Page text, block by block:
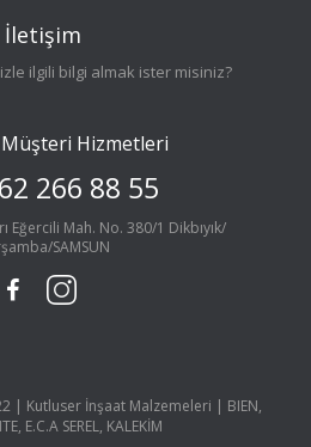
İletişim
ilgili bilgi almak ister misiniz?
Hizmetleri
266 88 55
Eğercili Mah. No. 380/1 Dikbıyık/
SAMSUN
| Kutluser İnşaat Malzemeleri | BIEN,
E.C.A SEREL, KALEKİM